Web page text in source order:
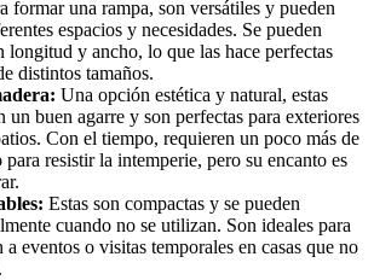
formar una rampa, son versátiles y pueden
espacios y necesidades. Se pueden
longitud y ancho, lo que las hace perfectas
distintos tamaños.
Una opción estética y natural, estas
un buen agarre y son perfectas para exteriores
Con el tiempo, requieren un poco más de
resistir la intemperie, pero su encanto es
Estas son compactas y se pueden
cuando no se utilizan. Son ideales para
a eventos o visitas temporales en casas que no